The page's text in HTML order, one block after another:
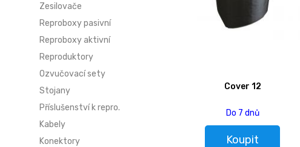
KONTAKT
+420603493054
Zesilovače
Reproboxy pasivní
Reproboxy aktivní
Reproduktory
Ozvučovací sety
Stojany
Příslušenství k repro.
Kabely
Konektory
Cover 12
Do 7 dnů
Koupit